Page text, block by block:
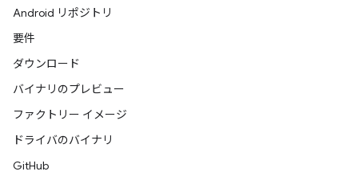
Android リポジトリ
要件
ダウンロード
バイナリのプレビュー
ファクトリー イメージ
ドライバのバイナリ
GitHub